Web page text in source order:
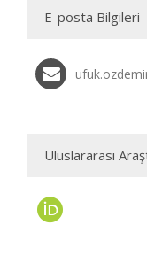
E-posta Bilgileri
Uluslararası